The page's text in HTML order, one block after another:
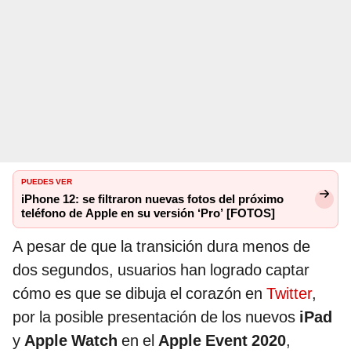
PUEDES VER
iPhone 12: se filtraron nuevas fotos del próximo
teléfono de Apple en su versión ‘Pro’ [FOTOS]
A pesar de que la transición dura menos de
dos segundos, usuarios han logrado captar
cómo es que se dibuja el corazón en Twitter,
por la posible presentación de los nuevos iPad
y Apple Watch en el Apple Event 2020,